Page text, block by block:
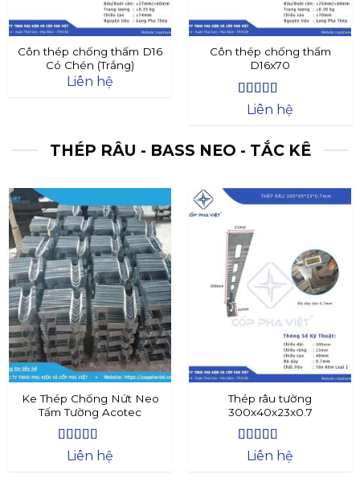
Côn thép chống thấm D16
Có Chén (Trắng)
Liên hệ
Côn thép chống thấm
D16x70
Được xếp
5
Liên hệ
THÉP RÂU - BASS NEO - TẮC KÊ
Ke Thép Chống Nứt Neo
Tấm Tường Acotec
Được xếp
Liên hệ
Thép râu tường
300x40x23x0.7
Được xếp
Liên hệ